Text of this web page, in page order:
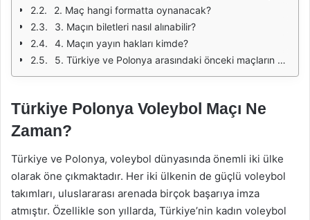
2. Maç hangi formatta oynanacak?
3. Maçın biletleri nasıl alınabilir?
4. Maçın yayın hakları kimde?
5. Türkiye ve Polonya arasındaki önceki maçların sonuçları nelerdir?
Türkiye Polonya Voleybol Maçı Ne
Zaman?
Türkiye ve Polonya, voleybol dünyasında önemli iki ülke
olarak öne çıkmaktadır. Her iki ülkenin de güçlü voleybol
takımları, uluslararası arenada birçok başarıya imza
atmıştır. Özellikle son yıllarda, Türkiye’nin kadın voleybol